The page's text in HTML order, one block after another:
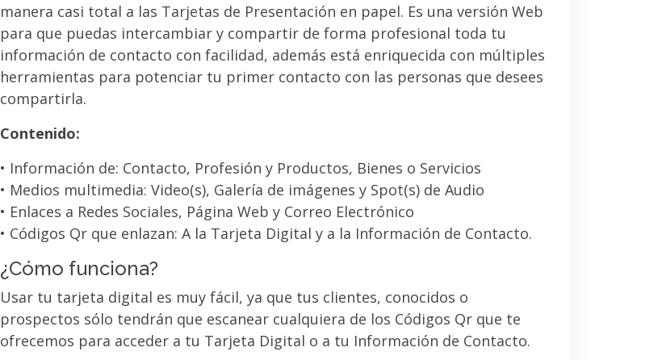
manera casi total a las Tarjetas de Presentación en papel. Es una versión Web
para que puedas intercambiar y compartir de forma profesional toda tu
información de contacto con facilidad, además está enriquecida con múltiples
herramientas para potenciar tu primer contacto con las personas que desees
compartirla.
Contenido:
• Información de: Contacto, Profesión y Productos, Bienes o Servicios
• Medios multimedia: Video(s), Galería de imágenes y Spot(s) de Audio
• Enlaces a Redes Sociales, Página Web y Correo Electrónico
• Códigos Qr que enlazan: A la Tarjeta Digital y a la Información de Contacto.
¿Cómo funciona?
Usar tu tarjeta digital es muy fácil, ya que tus clientes, conocidos o
prospectos sólo tendrán que escanear cualquiera de los Códigos Qr que te
ofrecemos para acceder a tu Tarjeta Digital o a tu Información de Contacto.